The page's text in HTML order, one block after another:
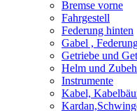
Bremse vorne
Fahrgestell
Federung hinten
Gabel ,
Getriebe und
Helm und
Instrumente
Kabel,